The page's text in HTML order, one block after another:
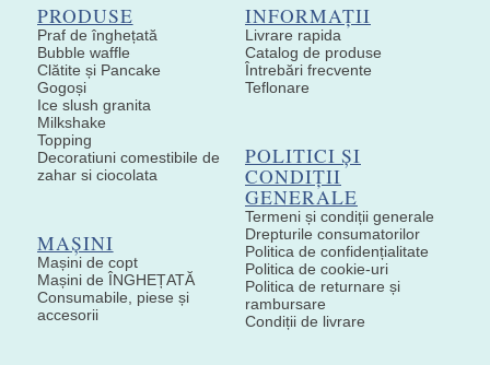
PRODUSE
Praf de înghețată
Bubble waffle
Clătite și Pancake
Gogoși
Ice slush granita
Milkshake
Topping
Decoratiuni comestibile de
zahar si ciocolata
MAȘINI
Mașini de copt
Mașini de ÎNGHEȚATĂ
Consumabile, piese și
accesorii
INFORMAȚII
Livrare rapida
Catalog de produse
Întrebări frecvente
Teflonare
POLITICI ȘI
CONDIȚII
GENERALE
Termeni și condiții generale
Drepturile consumatorilor
Politica de confidențialitate
Politica de cookie-uri
Politica de returnare și
rambursare
Condiții de livrare